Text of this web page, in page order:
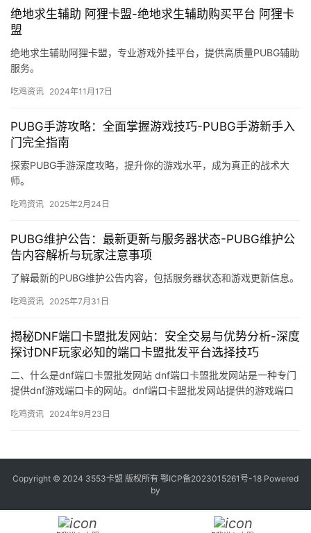
绝地求生辅助 阿狸卡盟-绝地求生辅助购买平台 阿狸卡
盟
绝地求生辅助阿狸卡盟，专业游戏外挂平台，提供高质量PUBG辅助
服务。
吃鸡资讯 2024年11月17日
PUBG手游攻略：全面掌握游戏技巧-PUBG手游新手入
门完全指南
探索PUBG手游深度攻略，提升你的游戏水平，成为真正的战术大
师。
吃鸡资讯 2025年2月24日
PUBG维护公告：最新更新与服务器状态-PUBG维护公
告内容解析与玩家注意事项
了解最新的PUBG维护公告内容，包括服务器状态和游戏更新信息。
吃鸡资讯 2025年7月31日
揭秘DNF端口卡盟批发网站：安全交易与优势分析-深度
探讨DNF玩家必知的端口卡盟批发平台选择技巧
二、什么是dnf端口卡盟批发网站 dnf端口卡盟批发网站是一种专门
提供dnf游戏端口卡的网站。dnf端口卡盟批发网站提供的游戏端口
吃鸡资讯 2024年9月23日
Copyright © 2024 3553卡盟 版权所有 鄂ICP备2023015261号-18 Powered
by